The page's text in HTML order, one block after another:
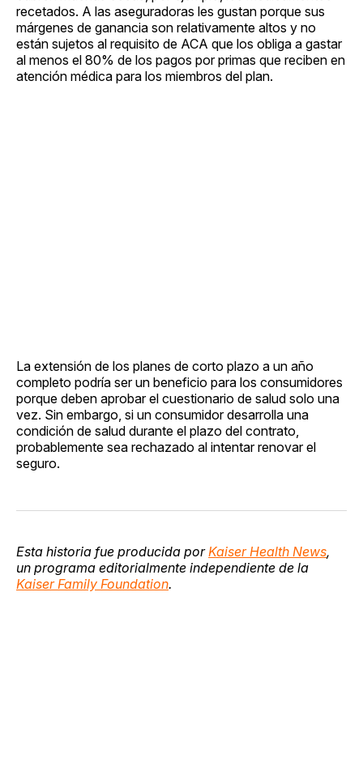
recetados. A las aseguradoras les gustan porque sus
márgenes de ganancia son relativamente altos y no
están sujetos al requisito de ACA que los obliga a gastar
al menos el 80% de los pagos por primas que reciben en
atención médica para los miembros del plan.
La extensión de los planes de corto plazo a un año
completo podría ser un beneficio para los consumidores
porque deben aprobar el cuestionario de salud solo una
vez. Sin embargo, si un consumidor desarrolla una
condición de salud durante el plazo del contrato,
probablemente sea rechazado al intentar renovar el
seguro.
Esta historia fue producida porKaiser Health News,
un programa editorialmente independiente de la
Kaiser Family Foundation.